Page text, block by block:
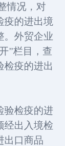
情况，对
疫的进出境
。外贸企业
”栏目，查
检疫的进出
验检疫的进
经出入境检
出口商品